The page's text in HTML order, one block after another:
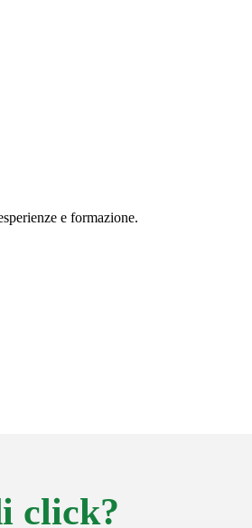
e formazione.
click?